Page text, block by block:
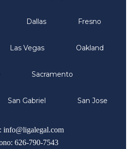
Dallas Fresno
Las Vegas Oakland
Sacramento
San Gabriel San Jose
info@ligalegal.com
626-790-7543